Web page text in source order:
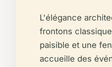
L'élégance
frontons
paisible et une
accueille des